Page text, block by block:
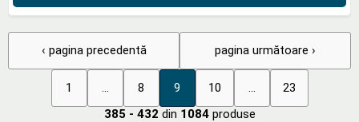
‹ pagina precedentă
1 8 9 10 23
pagina următoare ›
385 - 432 din 1084produse